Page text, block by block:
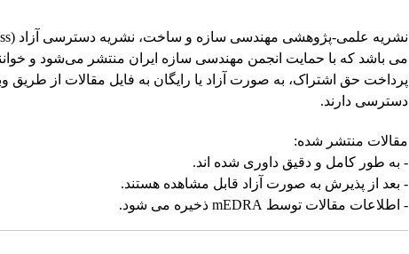
می باشد که با حمایت انجمن مهندسی سازه ایران منتشر می‌شود و
پرداخت حق اشتراک، به صورت آزاد یا رایگان به فایل مقالات از طریق
دسترسی دارند.
مقالات منتشر شده:
- به طور کامل و دقیق داوری شده اند.
- بعد از پذیرش به صورت آزاد قابل مشاهده هستند.
- اطلاعات مقالات توسط mEDRA ذخیره می شود.